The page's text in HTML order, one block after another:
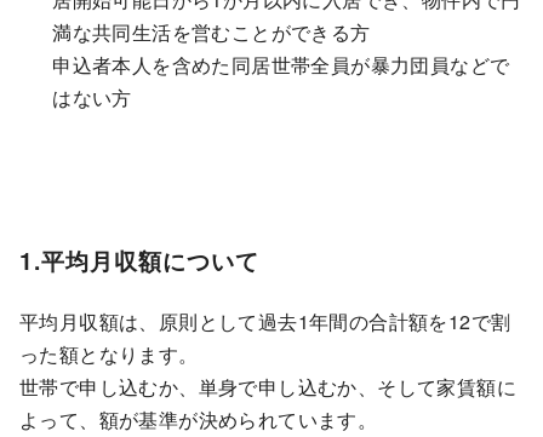
満な共同生活を営むことができる方
申込者本人を含めた同居世帯全員が暴力団員などで
はない方
1.平均月収額について
平均月収額は、原則として過去1年間の合計額を12で割
った額となります。
世帯で申し込むか、単身で申し込むか、そして家賃額に
よって、額が基準が決められています。